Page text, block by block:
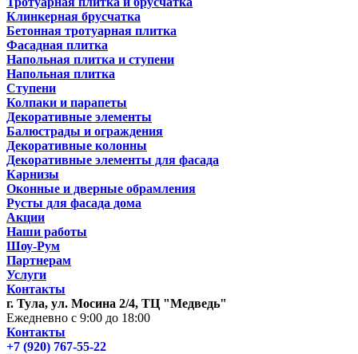
Клинкерная брусчатка
Бетонная тротуарная плитка
Фасадная плитка
Напольная плитка и ступени
Напольная плитка
Ступени
Колпаки и парапеты
Декоративные элементы
Балюстрады и ограждения
Декоративные колонны
Декоративные элементы для фасада
Карнизы
Оконные и дверные обрамления
Русты для фасада дома
Акции
Наши работы
Шоу-Рум
Партнерам
Услуги
Контакты
г. Тула, ул. Мосина 2/4, ТЦ "Медведь"
Ежедневно с 9:00 до 18:00
Контакты
+7 (920) 767-55-22